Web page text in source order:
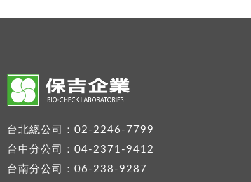
台北總公司：02-2246-7799
台中分公司：04-2371-9412
台南分公司：06-238-9287